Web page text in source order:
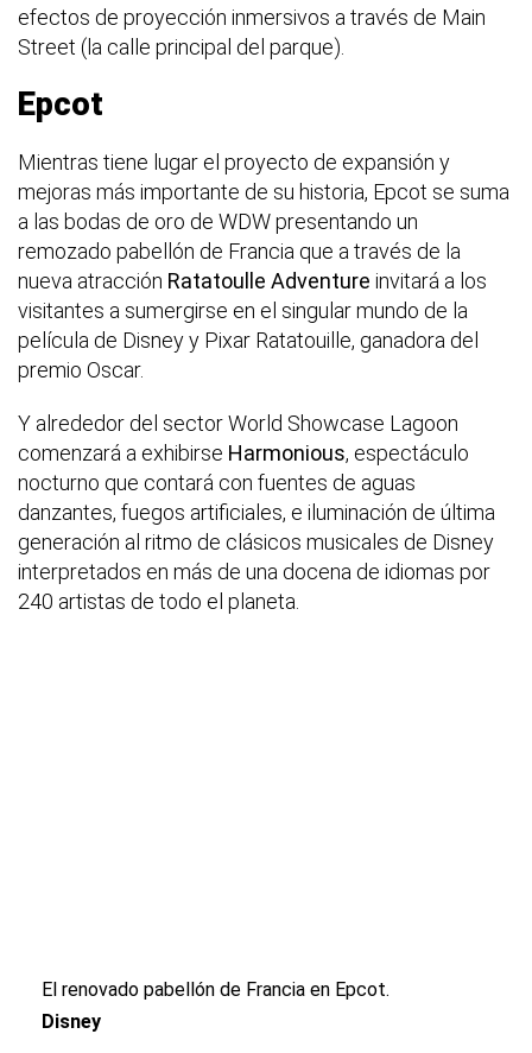
efectos de proyección inmersivos a través de Main
Street (la calle principal del parque).
Epcot
Mientras tiene lugar el proyecto de expansión y
mejoras más importante de su historia, Epcot se suma
a las bodas de oro de WDW presentando un
remozado pabellón de Francia que a través de la
nueva atracción Ratatoulle Adventure invitará a los
visitantes a sumergirse en el singular mundo de la
película de Disney y Pixar Ratatouille, ganadora del
premio Oscar.
Y alrededor del sector World Showcase Lagoon
comenzará a exhibirse Harmonious, espectáculo
nocturno que contará con fuentes de aguas
danzantes, fuegos artificiales, e iluminación de última
generación al ritmo de clásicos musicales de Disney
interpretados en más de una docena de idiomas por
240 artistas de todo el planeta.
El renovado pabellón de Francia en Epcot.
Disney